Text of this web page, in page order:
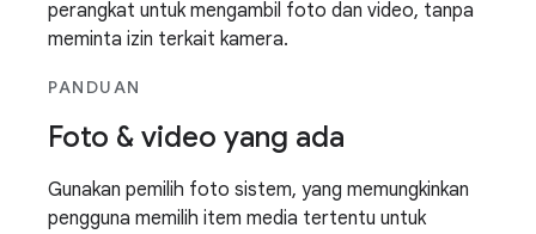
perangkat untuk mengambil foto dan video, tanpa
meminta izin terkait kamera.
PANDUAN
Foto & video yang ada
Gunakan pemilih foto sistem, yang memungkinkan
pengguna memilih item media tertentu untuk